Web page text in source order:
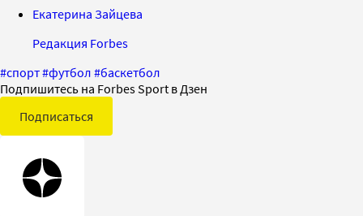
Екатерина Зайцева
Редакция Forbes
#спорт#футбол #баскетбол
Подпишитесь на Forbes Sport в Дзен
Подписаться